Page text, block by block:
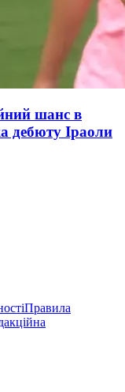
шанс в
дебюту Іраоли
Правила